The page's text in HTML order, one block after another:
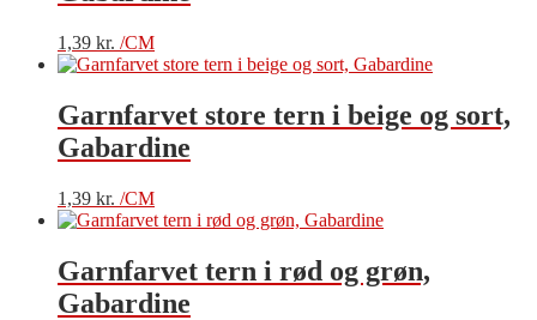
1,39 kr. /CM
Garnfarvet store tern i beige og sort,
Gabardine
1,39 kr. /CM
Garnfarvet tern i rød og grøn,
Gabardine